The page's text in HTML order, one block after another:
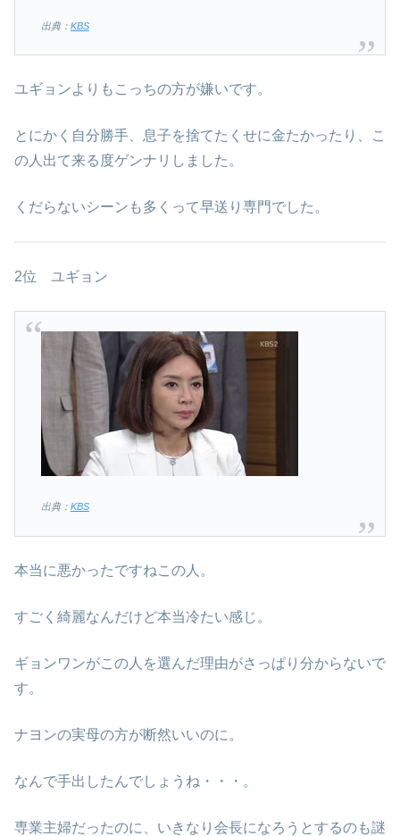
出典： KBS
ユギョンよりもこっちの方が嫌いです。
とにかく自分勝手、息子を捨てたくせに金たかったり、こ
の人出て来る度ゲンナリしました。
くだらないシーンも多くって早送り専門でした。
2位 ユギョン
出典： KBS
本当に悪かったですねこの人。
すごく綺麗なんだけど本当冷たい感じ。
ギョンワンがこの人を選んだ理由がさっぱり分からないで
す。
ナヨンの実母の方が断然いいのに。
なんで手出したんでしょうね・・・。
専業主婦だったのに、いきなり会長になろうとするのも謎